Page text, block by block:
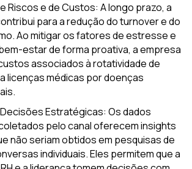
Riscos e de Custos: A longo prazo, a
para a redução do turnover e do
Ao mitigar os fatores de estresse e
estar de forma proativa, a empresa
associados à rotatividade de
licenças médicas por doenças
Estratégicas: Os dados
pelo canal oferecem insights
não seriam obtidos em pesquisas de
individuais. Eles permitem que a